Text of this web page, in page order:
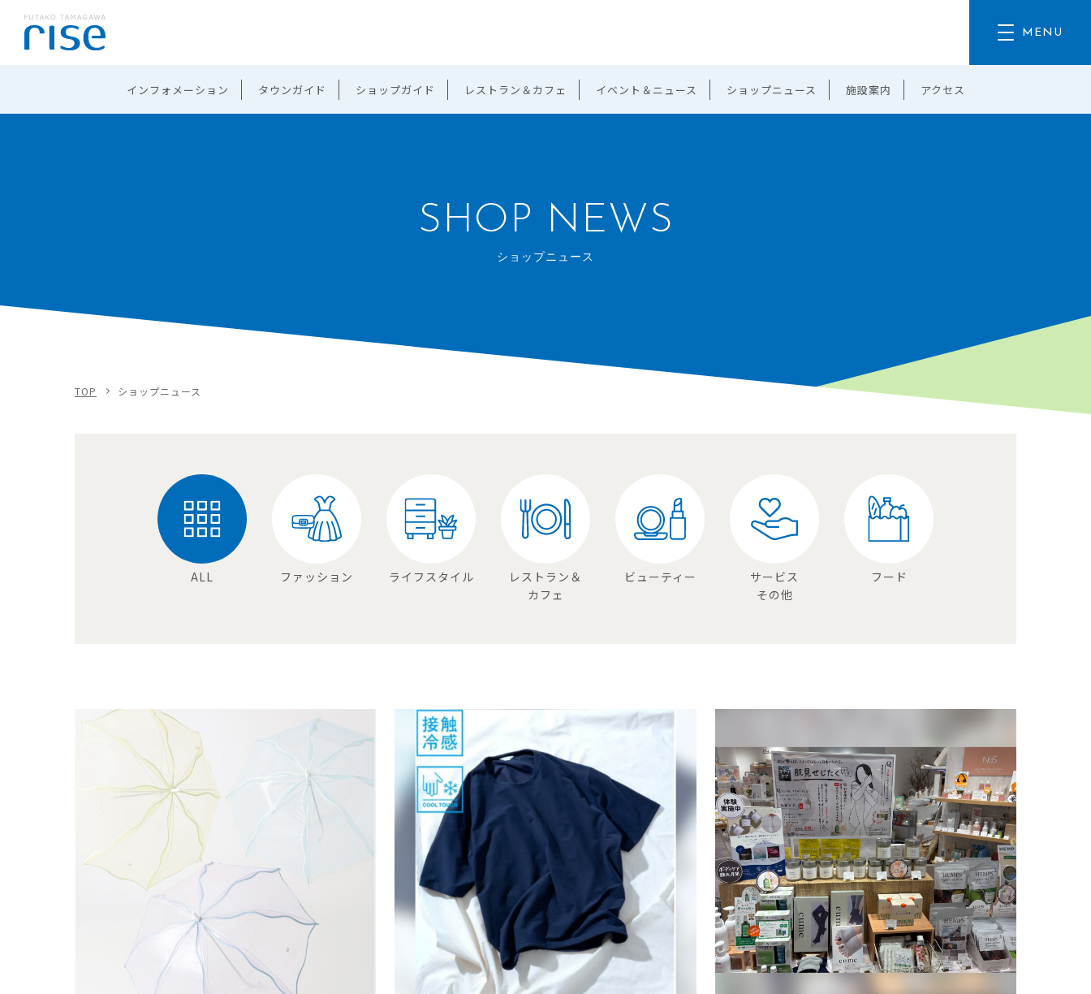
インフォメーション タウンガイド ショップガイド レストラン＆カフェ イベント＆ニュース ショップニュース 施設案内 アクセス
SHOP NEWS
ショップニュース
TOP ショップニュース
ALL ファッション ライフスタイル
レストラン＆
カフェ
ビューティー
サービス
その他
フード